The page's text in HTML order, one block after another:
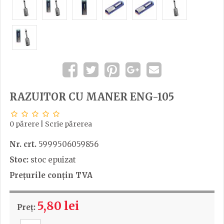
RAZUITOR CU MANER ENG-105
0 părere Scrie părerea
Nr. crt. 5999506059856
Stoc: stoc epuizat
Prețurile conțin TVA
Preț: 5,80 lei